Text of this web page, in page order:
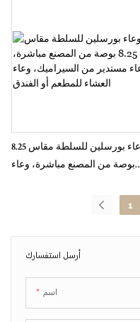
أرسل استفسارك
اسم
وعاء بورسلين للسلطة مقاس 8.25
بوصة من المصنع مباشرة، وعاء
العشاء للمطعم أو الفندق
1